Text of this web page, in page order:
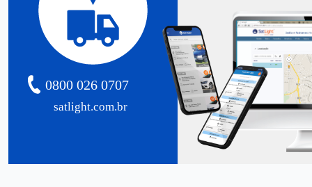
satlight.com.br
0800 026 0707